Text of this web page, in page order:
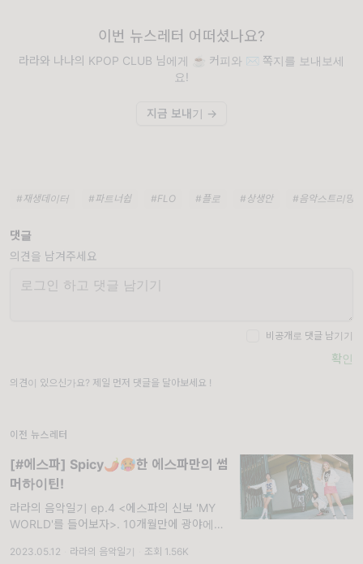
이번 뉴스레터 어떠셨나요?
라라와 나나의 KPOP CLUB 님에게 ☕️ 커피와 ✉️ 쪽지를 보내보세
요!
지금 보내기 →
#재생데이터 #파트너쉽 #FLO #플로 #상생안 #음악스트리밍
댓글
의견을 남겨주세요
비공개로 댓글 남기기
확인
의견이 있으신가요? 제일 먼저 댓글을 달아보세요 !
이전 뉴스레터
[#에스파] Spicy🌶🥵한 에스파만의 썸
머하이틴!
라라의 음악일기 ep.4 <에스파의 신보 'MY
WORLD'를 들어보자>. 10개월만에 광야에서
여름앨범 <MY WORLD> "모든 걸 삼켜버릴
2023.05.12 라라의 음악일기 조회 1.56K